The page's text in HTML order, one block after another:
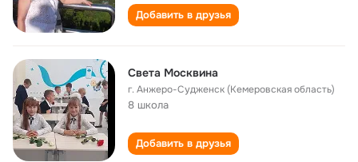
Добавить в друзья
Света Москвина
г. Анжеро-Судженск (Кемеровская область)
8 школа
Добавить в друзья